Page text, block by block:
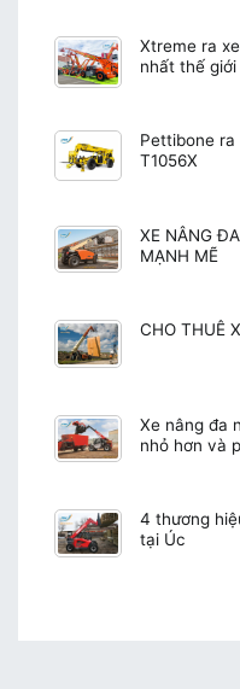
Xtreme ra
nhất thế giới
Pettibone
T1056X
XE NÂNG
MẠNH MẼ
CHO THUÊ
Xe nâng đa
nhỏ hơn và
4 thương
tại Úc